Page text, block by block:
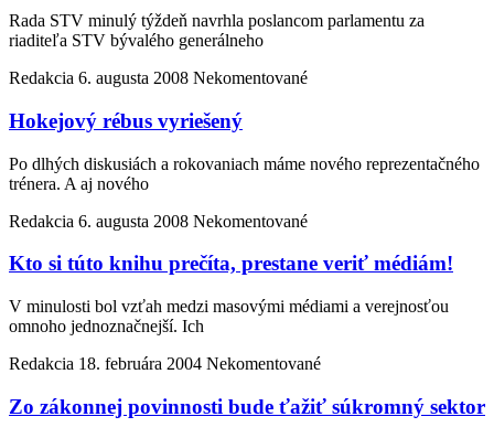
Rada STV minulý týždeň navrhla poslancom parlamentu za
riaditeľa STV bývalého generálneho
Redakcia 6. augusta 2008 Nekomentované
Hokejový rébus vyriešený
Po dlhých diskusiách a rokovaniach máme nového reprezentačného
trénera. A aj nového
Redakcia 6. augusta 2008 Nekomentované
Kto si túto knihu prečíta, prestane veriť médiám!
V minulosti bol vzťah medzi masovými médiami a verejnosťou
omnoho jednoznačnejší. Ich
Redakcia 18. februára 2004 Nekomentované
Zo zákonnej povinnosti bude ťažiť súkromný sektor